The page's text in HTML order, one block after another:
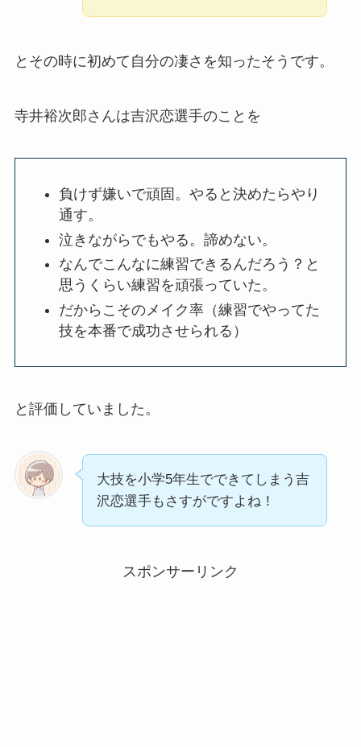
とその時に初めて自分の凄さを知ったそうです。
寺井裕次郎さんは吉沢恋選手のことを
負けず嫌いで頑固。やると決めたらやり
通す。
泣きながらでもやる。諦めない。
なんでこんなに練習できるんだろう？と
思うくらい練習を頑張っていた。
だからこそのメイク率（練習でやってた
技を本番で成功させられる）
と評価していました。
大技を小学5年生でできてしまう吉
沢恋選手もさすがですよね！
スポンサーリンク